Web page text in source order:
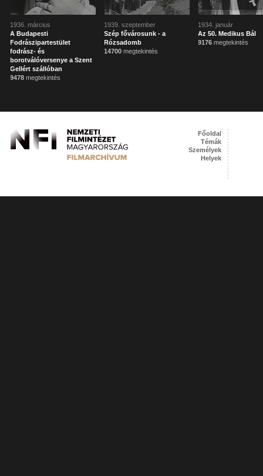
1936. március
A Budapesti
Fodrászipartestület
fodrász- és
borotválóversenye a Szent
Gellért szállóban
9478 megtekintés
1939. szeptember
Szép fővárosunk - a
Rózsadomb
14700 megtekintés
1934. január
Az 50. Medikus Bál
9176 megtekintés
Főoldal
Témák
Személyek
Helyek